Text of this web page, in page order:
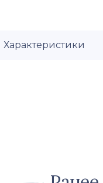
Характеристики